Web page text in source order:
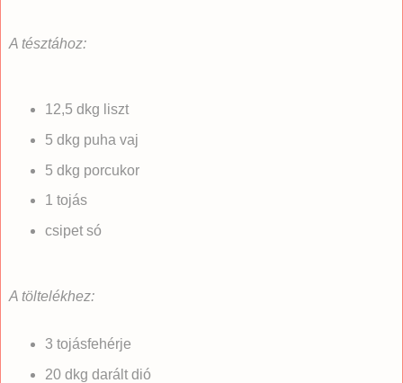
A tésztához:
12,5 dkg liszt
5 dkg puha vaj
5 dkg porcukor
1 tojás
csipet só
A töltelékhez:
3 tojásfehérje
20 dkg darált dió